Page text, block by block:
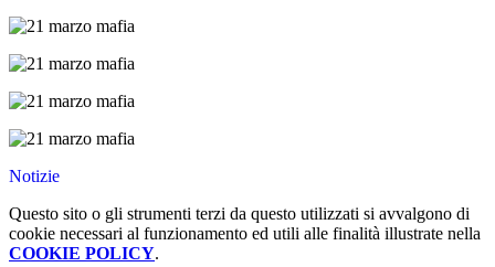
Notizie
Questo sito o gli strumenti terzi da questo utilizzati si avvalgono di
cookie necessari al funzionamento ed utili alle finalità illustrate nella
COOKIE POLICY.